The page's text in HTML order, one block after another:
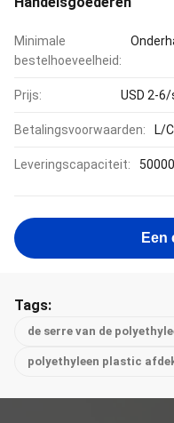
Minimale
bestelhoeveelheid:
Prijs: USD 2-
Betalingsvoorwaarden: L/
Leveringscapaciteit:
Een
Tags:
de serre van de
polyethyleen plastic